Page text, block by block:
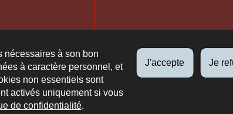
nécessaires à son bon
à caractère personnel, et
non essentiels sont
activés uniquement si vous
de confidentialité.
J'accepte Je